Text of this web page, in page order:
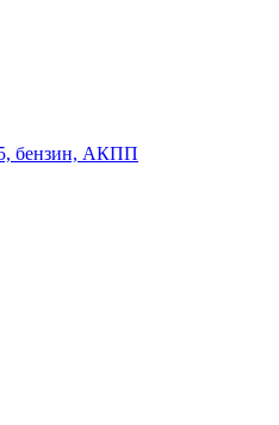
бензин, АКПП